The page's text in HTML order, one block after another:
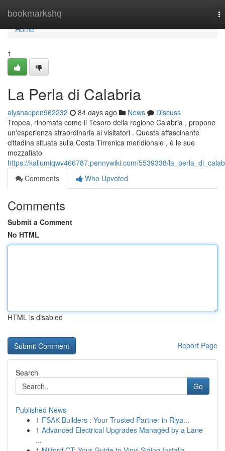
bookmarkshq
Home
Home
1
La Perla di Calabria
alyshacpen962232 84 days ago News
Discuss
Tropea, rinomata come il Tesoro della regione Calabria , propone
un'esperienza straordinaria ai visitatori . Questa affascinante
cittadina situata sulla Costa Tirrenica meridionale , è le sue
mozzafiato
https://kallumiqwv466787.pennywiki.com/5539338/
Comments
Who Upvoted
Comments
Submit a Comment
No HTML
HTML is disabled
Report Page
Search
Go
Published News
1 FSAK Builders : Your Trusted Partner in Riya...
1 Advanced Electrical Upgrades Managed by a Lane
...